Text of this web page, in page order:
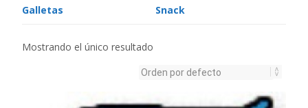
Galletas Snack
Mostrando el único resultado